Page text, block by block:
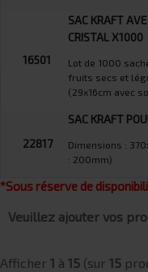
16501
SAC KRAFT
CRISTAL X1000
Lot de 1000
fruits secs et
(29x16cm avec
22817
SAC KRAFT
Dimensions :
: 200mm)
*Sous réserve de
Veuillez ajouter vos
Afficher 1 à 15 (sur 15